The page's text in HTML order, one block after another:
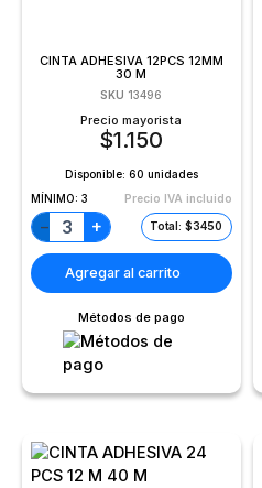
CINTA ADHESIVA 12PCS 12MM
30 M
SKU 13496
Precio mayorista
$1.150
Disponible: 60 unidades
MÍNIMO: 3 Precio IVA incluido
− + Total: $3450
Agregar al carrito
Métodos de pago